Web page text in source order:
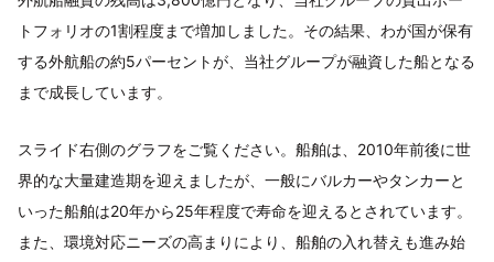
トフォリオの1割程度まで増加しました。その結果、わが国が保有
する外航船の約5パーセントが、当社グループが融資した船となる
まで成長しています。
スライド右側のグラフをご覧ください。船舶は、2010年前後に世
界的な大量建造期を迎えましたが、一般にバルカーやタンカーと
いった船舶は20年から25年程度で寿命を迎えるとされています。
また、環境対応ニーズの高まりにより、船舶の入れ替えも進み始